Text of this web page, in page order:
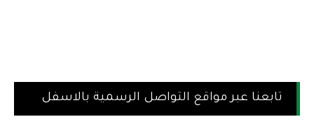
تابعنا عبر مواقع التواصل الرسمية بالاسفل